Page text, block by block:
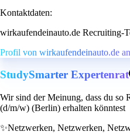
Kontaktdaten:
wirkaufendeinauto.de Recruiting-
Profil von wirkaufendeinauto.de
StudySmarter Expertenrat
Wir sind der Meinung, dass du so
(d/m/w) (Berlin) erhalten könntest
✨Netzwerken, Netzwerken,